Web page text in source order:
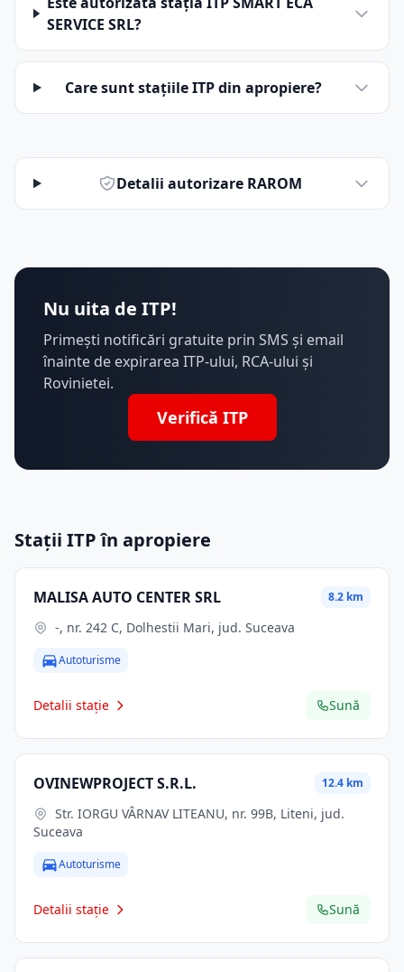
SERVICE SRL?
Care sunt stațiile ITP din apropiere?
Detalii autorizare RAROM
Nu uita de ITP!
Primești notificări gratuite prin SMS și email
înainte de expirarea ITP-ului, RCA-ului și
Rovinietei.
Verifică ITP
Stații ITP în apropiere
MALISA AUTO CENTER SRL 8.2 km
-, nr. 242 C, Dolhestii Mari, jud. Suceava
Autoturisme
Detalii stație Sună
OVINEWPROJECT S.R.L. 12.4 km
Suceava
Autoturisme
Detalii stație Sună